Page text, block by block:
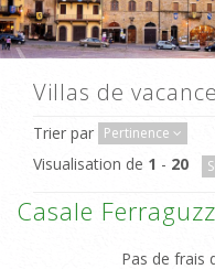
Villas de
Trier par Pertinence
Visualisation de 1 - 20
Casale
Pas de frais